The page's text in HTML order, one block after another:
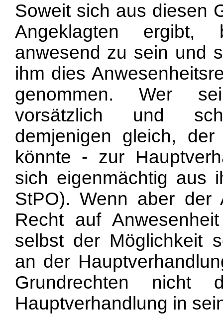
Soweit sich aus diesen
Angeklagten ergibt,
anwesend zu sein und
ihm dies
genommen. Wer
vorsätzlich und
demjenigen gleich,
könnte - zur
sich eigenmächtig aus
StPO). Wenn aber der
Recht auf
selbst der Möglichkeit
an der
Grundrechten nicht
Hauptverhandlung in